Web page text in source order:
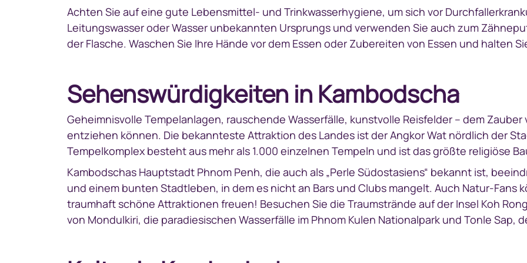
Achten Sie auf eine gute Lebensmittel- und Trinkwasserhygiene, um sich vor
Leitungswasser oder Wasser unbekannten Ursprungs und verwenden Sie auch zum
der Flasche. Waschen Sie Ihre Hände vor dem Essen oder Zubereiten von Essen und halten
Sehenswürdigkeiten in Kambodscha
Geheimnisvolle Tempelanlagen, rauschende Wasserfälle, kunstvolle Reisfelder – dem
entziehen können. Die bekannteste Attraktion des Landes ist der Angkor Wat nördlich der
Tempelkomplex besteht aus mehr als 1.000 einzelnen Tempeln und ist das größte religiöse
Kambodschas Hauptstadt Phnom Penh, die auch als „Perle Südostasiens“ bekannt ist,
und einem bunten Stadtleben, in dem es nicht an Bars und Clubs mangelt. Auch Natur-Fans
traumhaft schöne Attraktionen freuen! Besuchen Sie die Traumstrände auf der Insel Koh
von Mondulkiri, die paradiesischen Wasserfälle im Phnom Kulen Nationalpark und Tonle Sap,